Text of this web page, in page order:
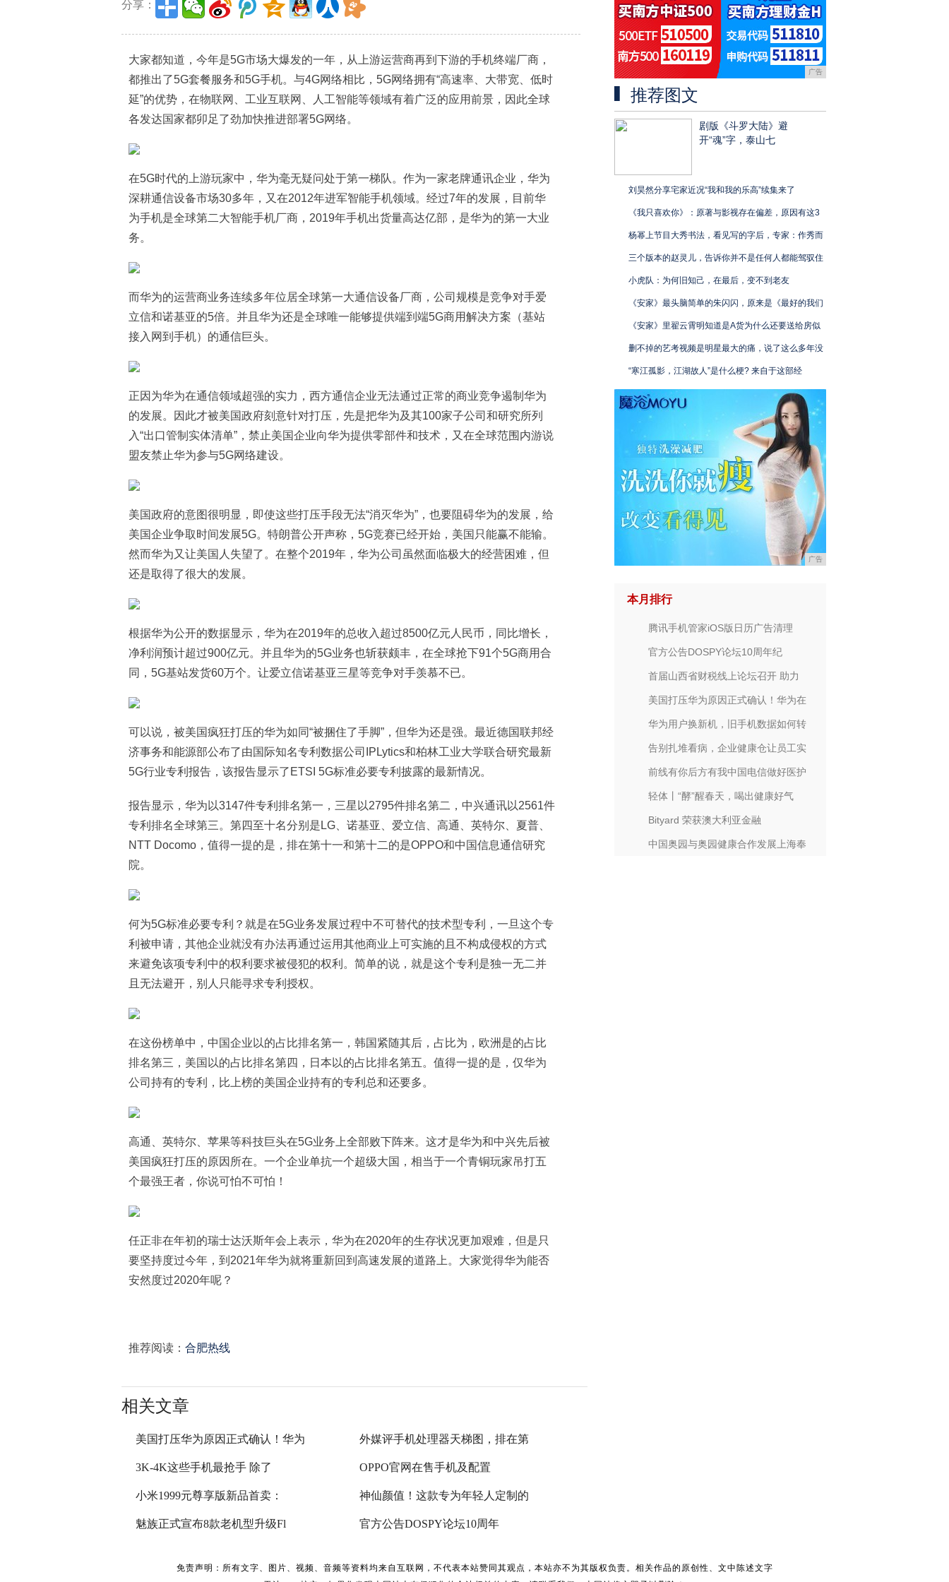
分享：
大家都知道，今年是5G市场大爆发的一年，从上游运营商再到下游的手机终端厂商，
都推出了5G套餐服务和5G手机。与4G网络相比，5G网络拥有“高速率、大带宽、低时
延”的优势，在物联网、工业互联网、人工智能等领域有着广泛的应用前景，因此全球
各发达国家都卯足了劲加快推进部署5G网络。
在5G时代的上游玩家中，华为毫无疑问处于第一梯队。作为一家老牌通讯企业，华为
深耕通信设备市场30多年，又在2012年进军智能手机领域。经过7年的发展，目前华
为手机是全球第二大智能手机厂商，2019年手机出货量高达亿部，是华为的第一大业
务。
而华为的运营商业务连续多年位居全球第一大通信设备厂商，公司规模是竞争对手爱
立信和诺基亚的5倍。并且华为还是全球唯一能够提供端到端5G商用解决方案（基站
接入网到手机）的通信巨头。
正因为华为在通信领域超强的实力，西方通信企业无法通过正常的商业竞争遏制华为
的发展。因此才被美国政府刻意针对打压，先是把华为及其100家子公司和研究所列
入“出口管制实体清单”，禁止美国企业向华为提供零部件和技术，又在全球范围内游说
盟友禁止华为参与5G网络建设。
美国政府的意图很明显，即使这些打压手段无法“消灭华为”，也要阻碍华为的发展，给
美国企业争取时间发展5G。特朗普公开声称，5G竞赛已经开始，美国只能赢不能输。
然而华为又让美国人失望了。在整个2019年，华为公司虽然面临极大的经营困难，但
还是取得了很大的发展。
根据华为公开的数据显示，华为在2019年的总收入超过8500亿元人民币，同比增长，
净利润预计超过900亿元。并且华为的5G业务也斩获颇丰，在全球抢下91个5G商用合
同，5G基站发货60万个。让爱立信诺基亚三星等竞争对手羡慕不已。
可以说，被美国疯狂打压的华为如同“被捆住了手脚”，但华为还是强。最近德国联邦经
济事务和能源部公布了由国际知名专利数据公司IPLytics和柏林工业大学联合研究最新
5G行业专利报告，该报告显示了ETSI 5G标准必要专利披露的最新情况。
报告显示，华为以3147件专利排名第一，三星以2795件排名第二，中兴通讯以2561件
专利排名全球第三。第四至十名分别是LG、诺基亚、爱立信、高通、英特尔、夏普、
NTT Docomo，值得一提的是，排在第十一和第十二的是OPPO和中国信息通信研究
院。
何为5G标准必要专利？就是在5G业务发展过程中不可替代的技术型专利，一旦这个专
利被申请，其他企业就没有办法再通过运用其他商业上可实施的且不构成侵权的方式
来避免该项专利中的权利要求被侵犯的权利。简单的说，就是这个专利是独一无二并
且无法避开，别人只能寻求专利授权。
在这份榜单中，中国企业以的占比排名第一，韩国紧随其后，占比为，欧洲是的占比
排名第三，美国以的占比排名第四，日本以的占比排名第五。值得一提的是，仅华为
公司持有的专利，比上榜的美国企业持有的专利总和还要多。
高通、英特尔、苹果等科技巨头在5G业务上全部败下阵来。这才是华为和中兴先后被
美国疯狂打压的原因所在。一个企业单抗一个超级大国，相当于一个青铜玩家吊打五
个最强王者，你说可怕不可怕！
任正非在年初的瑞士达沃斯年会上表示，华为在2020年的生存状况更加艰难，但是只
要坚持度过今年，到2021年华为就将重新回到高速发展的道路上。大家觉得华为能否
安然度过2020年呢？
推荐阅读： 合肥热线
相关文章
美国打压华为原因正式确认！华为 外媒评手机处理器天梯图，排在第
3K-4K这些手机最抢手 除了 OPPO官网在售手机及配置
小米1999元尊享版新品首卖： 神仙颜值！这款专为年轻人定制的
魅族正式宣布8款老机型升级Fl 官方公告DOSPY论坛10周年
广告
推荐图文
剧版《斗罗大陆》避
开“魂”字，泰山七
刘昊然分享宅家近况“我和我的乐高”续集来了
《我只喜欢你》：原著与影视存在偏差，原因有这3
杨幂上节目大秀书法，看见写的字后，专家：作秀而
三个版本的赵灵儿，告诉你并不是任何人都能驾驭住
小虎队：为何旧知己，在最后，变不到老友
《安家》最头脑简单的朱闪闪，原来是《最好的我们
《安家》里翟云霄明知道是A货为什么还要送给房似
删不掉的艺考视频是明星最大的痛，说了这么多年没
“寒江孤影，江湖故人”是什么梗? 来自于这部经
广告
本月排行
腾讯手机管家iOS版日历广告清理
官方公告DOSPY论坛10周年纪
首届山西省财税线上论坛召开 助力
美国打压华为原因正式确认！华为在
华为用户换新机，旧手机数据如何转
告别扎堆看病，企业健康仓让员工实
前线有你后方有我中国电信做好医护
轻体丨“酵”醒春天，喝出健康好气
Bityard 荣获澳大利亚金融
中国奥园与奥园健康合作发展上海奉
免责声明：所有文字、图片、视频、音频等资料均来自互联网，不代表本站赞同其观点，本站亦不为其版权负责。相关作品的原创性、文中陈述文字